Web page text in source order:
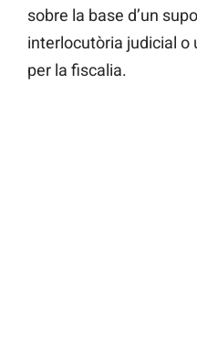
sobre la base d’un
interlocutòria judicial o
per la fiscalia.